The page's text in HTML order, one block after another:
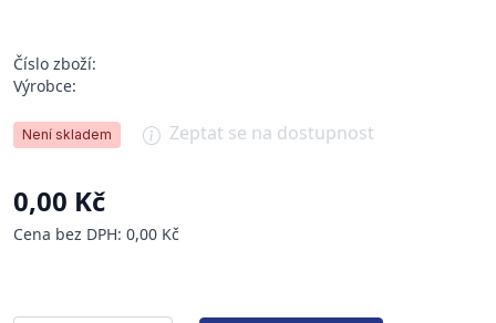
Číslo zboží:
Výrobce:
Není skladem Zeptat se na dostupnost
0,00 Kč
Cena bez DPH: 0,00 Kč